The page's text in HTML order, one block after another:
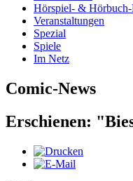
Hörspiel- &
Veranstaltungen
Spezial
Spiele
Im Netz
Comic-News
Erschienen: